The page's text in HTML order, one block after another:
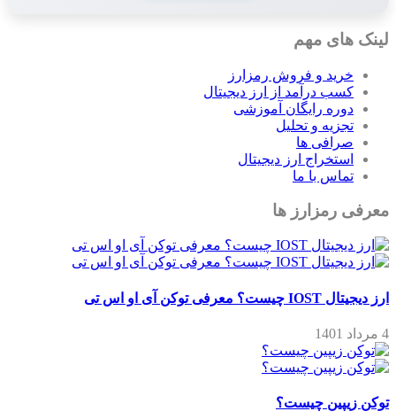
لینک های مهم
خرید و فروش رمزارز
کسب درآمد از ارز دیجیتال
دوره رایگان آموزشی
تجزیه و تحلیل
صرافی ها
استخراج ارز دیجیتال
تماس با ما
معرفی رمزارز ها
ارز دیجیتال IOST چیست؟ معرفی توکن آی او اس تی
4 مرداد 1401
توکن زیپین چیست؟